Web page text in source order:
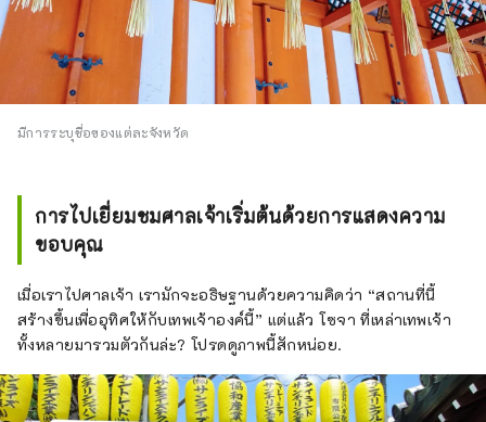
มีการระบุชื่อของแต่ละจังหวัด
การไปเยี่ยมชมศาลเจ้าเริ่มต้นด้วยการแสดงความ
ขอบคุณ
เมื่อเราไปศาลเจ้า เรามักจะอธิษฐานด้วยความคิดว่า “สถานที่นี้
สร้างขึ้นเพื่ออุทิศให้กับเทพเจ้าองค์นี้” แต่แล้ว โซจา ที่เหล่าเทพเจ้า
ทั้งหลายมารวมตัวกันล่ะ? โปรดดูภาพนี้สักหน่อย.